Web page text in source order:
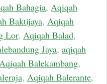
Bahagia, Aqiqah
Baktijaya, Aqiqah
Lor, Aqiqah Balad,
Jaya, aqiqah
Balekambang,
, Aqiqah Balerante,